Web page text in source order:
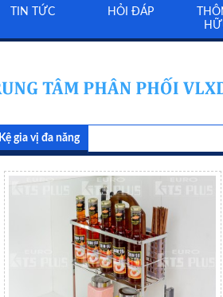
TIN TỨC HỎI ĐÁP
Kệ gia vị đa năng